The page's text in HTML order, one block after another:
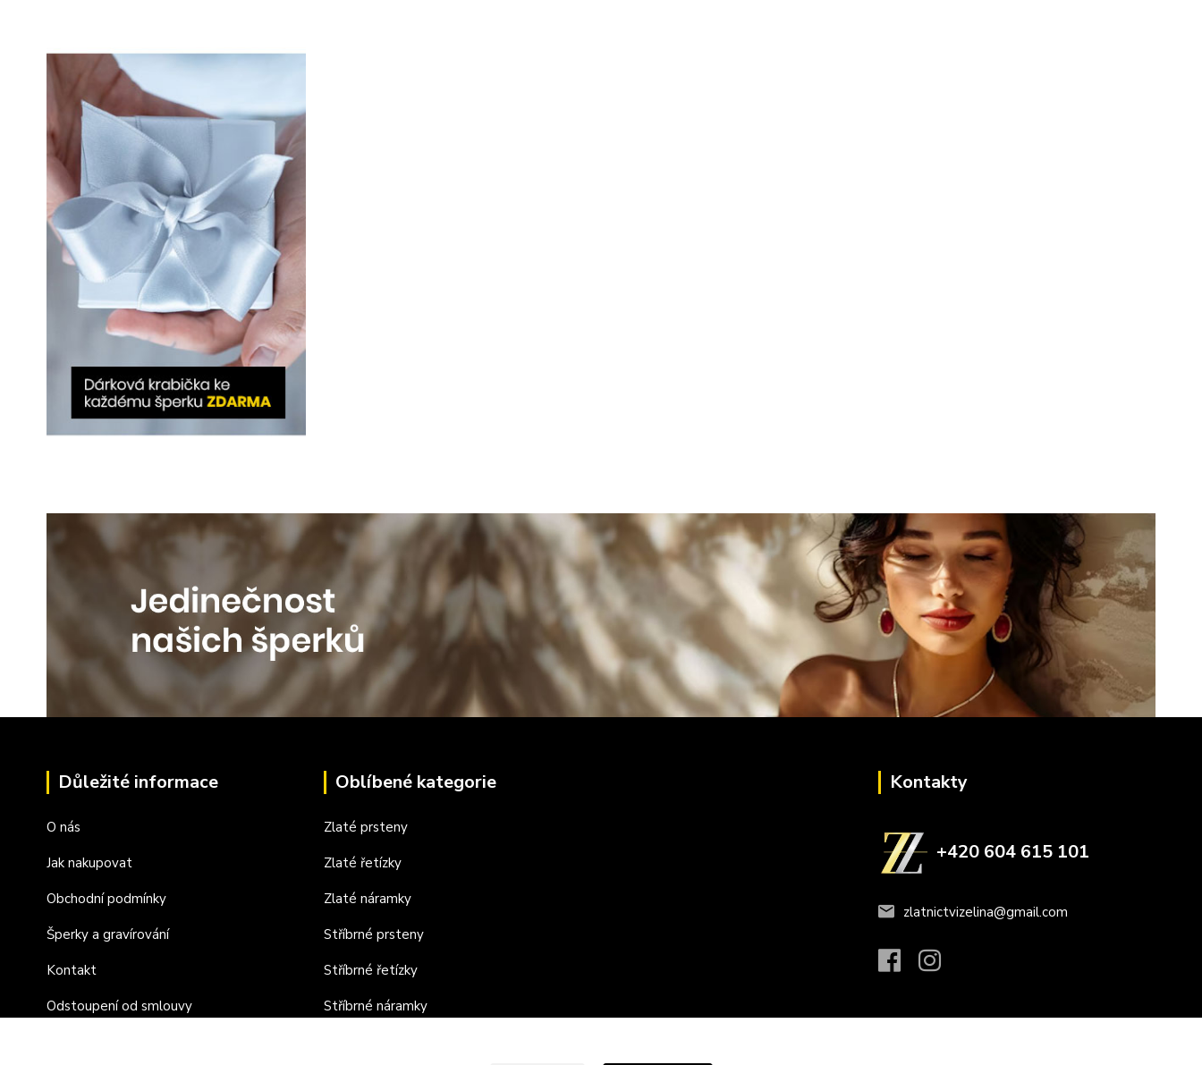
Důležité informace
O nás
Jak nakupovat
Obchodní podmínky
Šperky a gravírování
Kontakt
Odstoupení od smlouvy
Oblíbené kategorie
Zlaté prsteny
Zlaté řetízky
Zlaté náramky
Stříbrné prsteny
Stříbrné řetízky
Stříbrné náramky
Kontakty
+420 604 615 101
zlatnictvizelina@gmail.com